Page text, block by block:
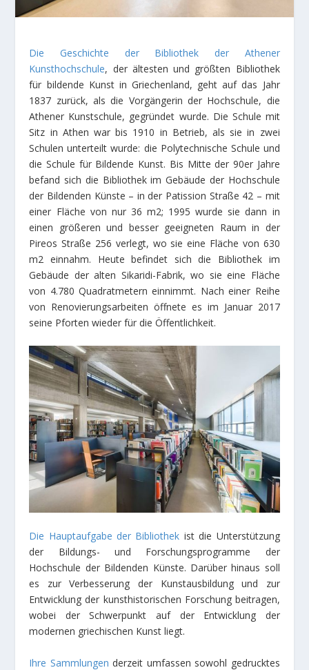
Die Geschichte der Bibliothek der Athener
Kunsthochschule, der ältesten und größten Bibliothek
für bildende Kunst in Griechenland, geht auf das Jahr
1837 zurück, als die Vorgängerin der Hochschule, die
Athener Kunstschule, gegründet wurde. Die Schule mit
Sitz in Athen war bis 1910 in Betrieb, als sie in zwei
Schulen unterteilt wurde: die Polytechnische Schule und
die Schule für Bildende Kunst. Bis Mitte der 90er Jahre
befand sich die Bibliothek im Gebäude der Hochschule
der Bildenden Künste – in der Patission Straße 42 – mit
einer Fläche von nur 36 m2; 1995 wurde sie dann in
einen größeren und besser geeigneten Raum in der
Pireos Straße 256 verlegt, wo sie eine Fläche von 630
m2 einnahm. Heute befindet sich die Bibliothek im
Gebäude der alten Sikaridi-Fabrik, wo sie eine Fläche
von 4.780 Quadratmetern einnimmt. Nach einer Reihe
von Renovierungsarbeiten öffnete es im Januar 2017
seine Pforten wieder für die Öffentlichkeit.
Die Hauptaufgabe der Bibliothek ist die Unterstützung
der Bildungs- und Forschungsprogramme der
Hochschule der Bildenden Künste. Darüber hinaus soll
es zur Verbesserung der Kunstausbildung und zur
Entwicklung der kunsthistorischen Forschung beitragen,
wobei der Schwerpunkt auf der Entwicklung der
modernen griechischen Kunst liegt.
Ihre Sammlungen derzeit umfassen sowohl gedrucktes